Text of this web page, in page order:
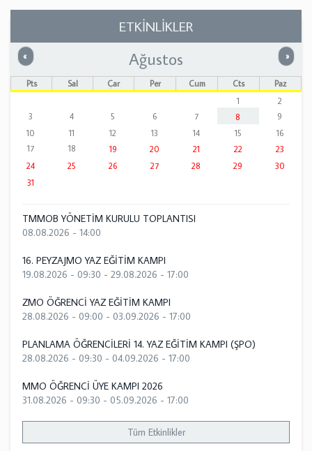
ETKİNLİKLER
« Önceki »
Ağustos
Pts Sal Çar Per Cum Cts
Paz
1
2
3
4 5 6 7 8
9
10
11 12 13 14 15
16
17
18 19 20 21 22
23
24
25 26 27 28 29
30
31
TMMOB YÖNETİM KURULU TOPLANTISI
08.08.2026 - 14:00
16. PEYZAJMO YAZ EĞİTİM KAMPI
19.08.2026 - 09:30 - 29.08.2026 - 17:00
ZMO ÖĞRENCİ YAZ EĞİTİM KAMPI
28.08.2026 - 09:00 - 03.09.2026 - 17:00
PLANLAMA ÖĞRENCİLERİ 14. YAZ EĞİTİM KAMPI (ŞPO)
28.08.2026 - 09:30 - 04.09.2026 - 17:00
MMO ÖĞRENCİ ÜYE KAMPI 2026
31.08.2026 - 09:30 - 05.09.2026 - 17:00
Tüm Etkinlikler